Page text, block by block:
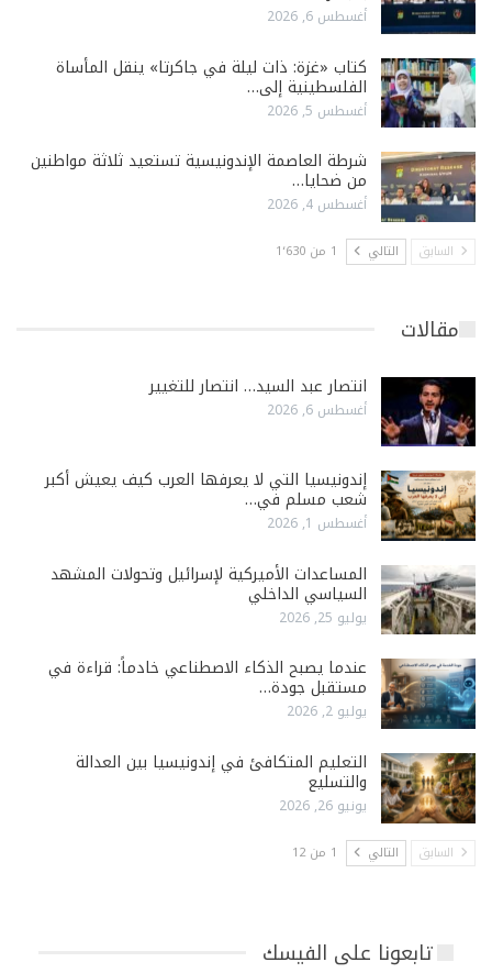
أغسطس 6, 2026
كتاب «غزة: ذات ليلة في جاكرتا» ينقل المأساة
الفلسطينية إلى…
أغسطس 5, 2026
شرطة العاصمة الإندونيسية تستعيد ثلاثة مواطنين
من ضحايا…
أغسطس 4, 2026
السابق التالي 1 من 1٬630
مقالات
انتصار عبد السيد… انتصار للتغيير
أغسطس 6, 2026
إندونيسيا التي لا يعرفها العرب كيف يعيش أكبر
شعب مسلم في…
أغسطس 1, 2026
المساعدات الأميركية لإسرائيل وتحولات المشهد
السياسي الداخلي
يوليو 25, 2026
عندما يصبح الذكاء الاصطناعي خادماً: قراءة في
مستقبل جودة…
يوليو 2, 2026
التعليم المتكافئ في إندونيسيا بين العدالة
والتسليع
يونيو 26, 2026
السابق التالي 1 من 12
تابعونا على الفيسك